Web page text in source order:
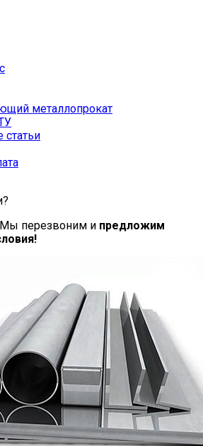
металлопрокат
статьи
перезвоним и предложим